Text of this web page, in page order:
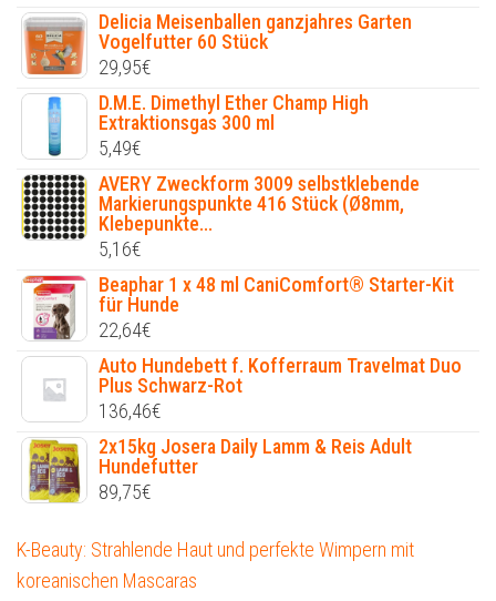
Delicia Meisenballen ganzjahres Garten
Vogelfutter 60 Stück
29,95€
D.M.E. Dimethyl Ether Champ High
Extraktionsgas 300 ml
5,49€
AVERY Zweckform 3009 selbstklebende
Markierungspunkte 416 Stück (Ø8mm,
Klebepunkte...
5,16€
Beaphar 1 x 48 ml CaniComfort® Starter-Kit
für Hunde
22,64€
Auto Hundebett f. Kofferraum Travelmat Duo
Plus Schwarz-Rot
136,46€
2x15kg Josera Daily Lamm & Reis Adult
Hundefutter
89,75€
K-Beauty: Strahlende Haut und perfekte Wimpern mit
koreanischen Mascaras